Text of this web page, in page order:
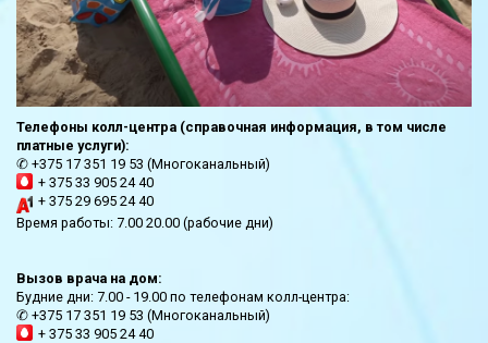
Телефоны колл-центра (справочная информация, в том числе
платные услуги):
✆ +375 17 351 19 53 (Многоканальный)
+ 375 33 905 24 40
+ 375 29 695 24 40
Время работы: 7.00 20.00 (рабочие дни)
Вызов врача на дом:
Будние дни: 7.00 - 19.00 по телефонам колл-центра:
✆ +375 17 351 19 53 (Многоканальный)
+ 375 33 905 24 40